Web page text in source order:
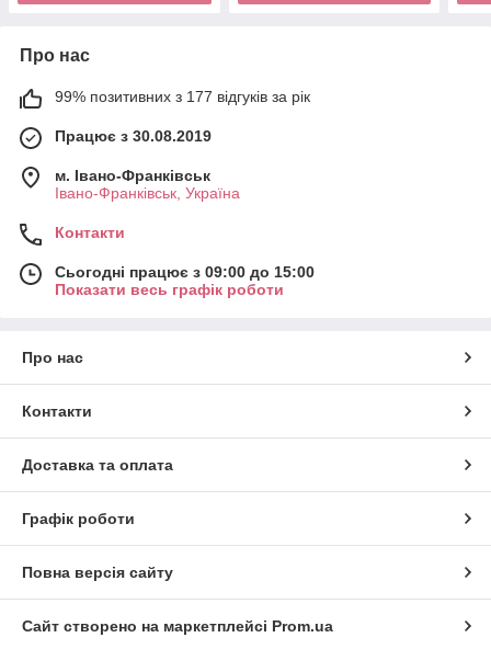
Про нас
99% позитивних з 177 відгуків за рік
Працює з 30.08.2019
м. Івано-Франківськ
Івано-Франківськ, Україна
Контакти
Сьогодні працює з 09:00 до 15:00
Показати весь графік роботи
Про нас
Контакти
Доставка та оплата
Графік роботи
Повна версія сайту
Сайт створено на маркетплейсі Prom.ua